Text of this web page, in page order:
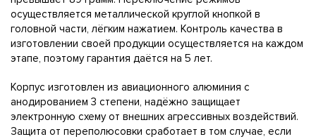
осуществляется металлической круглой кнопкой в
головной части, лёгким нажатием. Контроль качества в
изготовлении своей продукции осуществляется на каждом
этапе, поэтому гарантия даётся на 5 лет.
Корпус изготовлен из авиационного алюминия с
анодированием 3 степени, надёжно защищает
электронную схему от внешних агрессивных воздействий.
Защита от переполюсовки сработает в том случае, если